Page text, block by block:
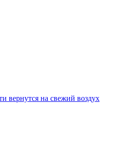
вернутся на свежий воздух